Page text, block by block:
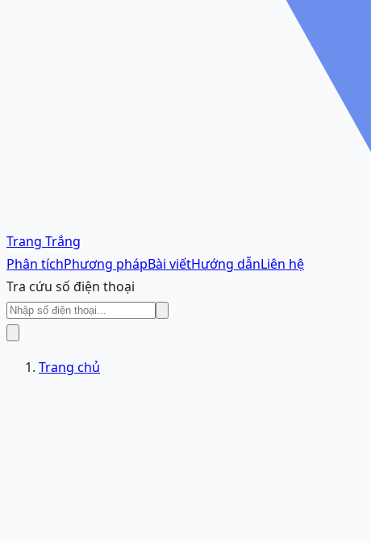
Trang Trắng
Phân tíchPhương phápBài viếtHướng dẫnLiên hệ
Tra cứu số điện thoại
Trang chủ